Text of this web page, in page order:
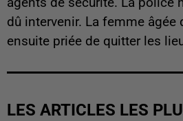
agents de sécurité. La police
dû intervenir. La femme âgée
ensuite priée de quitter les
LES ARTICLES LES